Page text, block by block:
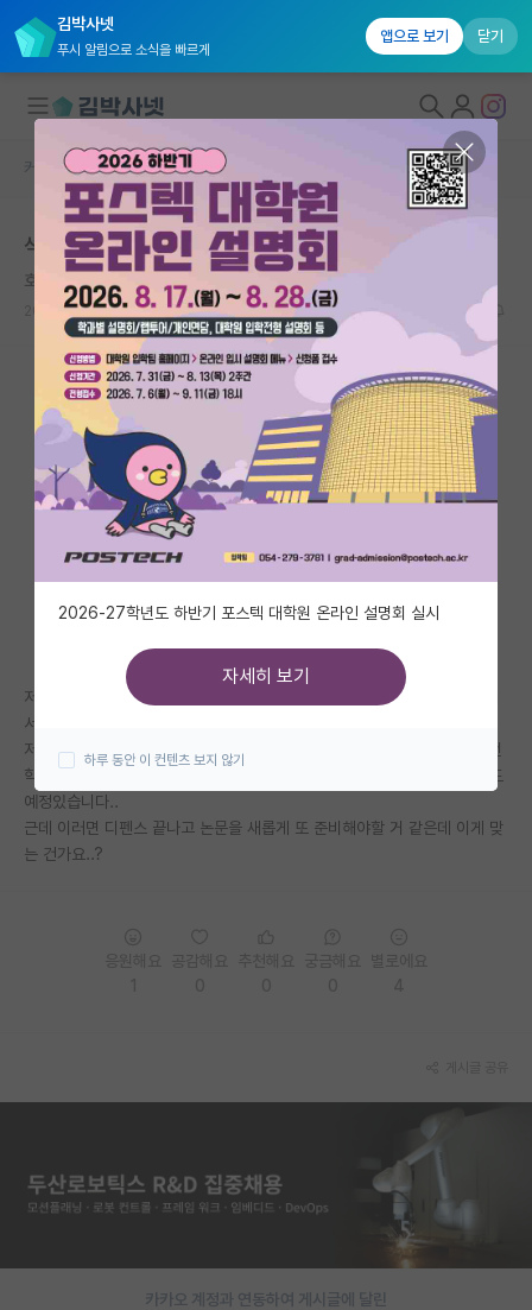
김박사넷
푸시 알림으로 소식을 빠르게
앱으로 보기 닫기
대학원생 모집
국내대학원 정보
연구실&오픈랩
커뮤니티
커뮤니티 홈
전체글보기
베스트 게시판
IF 명예의전당
자유 게시판(아무개랩)
미국 유학 게시판
미국 대학원 합격 후기 게시판
대학원 합격 후기 게시판
연구실(PI) 홍보 게시판
석박사 채용 정보 게시판
PI 전용 게시판
특수/전문대학원 게시판
장학금/장학생 게시판
커뮤니티 홈 자유 게시판(아무개랩)
석사 디펜스 2주 앞뒀는데 논문 작성하라는 교수님
호탕한 마리 퀴리
2026.05.18 18 9434
저는 이번 학기에 졸업이 예정인 미생물 전공 석사생입니다. 근데 교수님께
서 하고있던 연구 논문을 작성하라고 하시네요,,,
저는 이미 1저자, 2저자로 Q1 논문이 각각 있습니다. 여기에 플러스로 이번
학기에 새로운 논문 하나 준비해서 곧 써밋 예정입니다. 그리고 곧 디펜스도
예정있습니다..
근데 이러면 디펜스 끝나고 논문을 새롭게 또 준비해야할 거 같은데 이게 맞
는 건가요..?
카카오 계정과 연동하여 게시글에 달린
2026-27학년도 하반기 포스텍 대학원 온라인 설명회 실시
자세히 보기
하루 동안 이 컨텐츠 보지 않기